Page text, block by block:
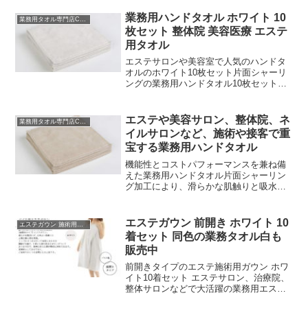
潔感があり、お客様にも安心感を与えま
す。10枚セ...
業務用タオル専門店CBC
業務用ハンドタオル ホワイト 10
枚セット 整体院 美容医療 エステ
用タオル
エステサロンや美容室で人気のハンドタ
オルのホワイト10枚セット片面シャーリ
ングの業務用ハンドタオル10枚セットの
ハンドタオル10枚セットのホワイトで
す。エステサロン用タ...
業務用タオル専門店CBC
エステや美容サロン、整体院、ネ
イルサロンなど、施術や接客で重
宝する業務用ハンドタオル
機能性とコストパフォーマンスを兼ね備
えた業務用ハンドタオル片面シャーリン
グ加工により、滑らかな肌触りと吸水性
仕上げられた綿100%素材の業務用タオル
です。優れた吸水性と...
エステガウン 前開き ホワイト 10
着セット 同色の業務タオル白も
販売中
前開きタイプのエステ施術用ガウン ホワ
イト10着セット エステサロン、治療院、
整体サロンなどで大活躍の業務用エステ